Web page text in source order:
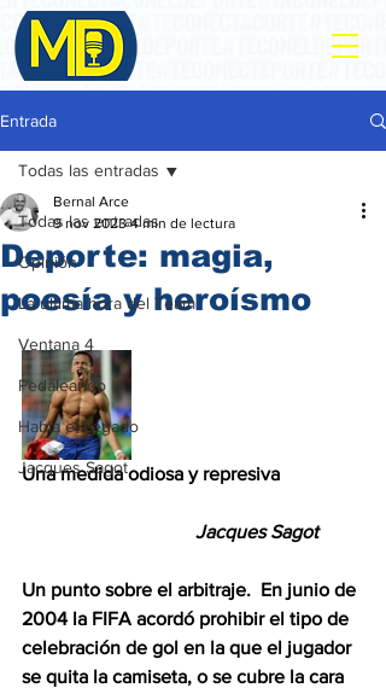
Entrada
Todas las entradas
Opinión
La ultima hora del Team
Ventana 4
Pedaleando
Habla el Legado
Jacques Sagot
Todas las entradas
Deporte: magia,
poesía y heroísmo
Bernal Arce
9 nov 2023 4 min de lectura
Una medida odiosa y represiva
Jacques Sagot
Un punto sobre el arbitraje.  En junio de
2004 la FIFA acordó prohibir el tipo de
celebración de gol en la que el jugador
se quita la camiseta, o se cubre la cara